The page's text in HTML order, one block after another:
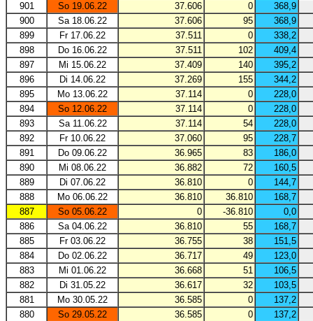
901
So 19.06.22 37.606 0
368,9
900
Sa 18.06.22 37.606 95
368,9
899
Fr 17.06.22 37.511 0
338,2
898
Do 16.06.22 37.511 102
409,4
897
Mi 15.06.22 37.409 140
395,2
896
Di 14.06.22 37.269 155
344,2
895
Mo 13.06.22 37.114 0
228,0
894
So 12.06.22 37.114 0
228,0
893
Sa 11.06.22 37.114 54
228,0
892
Fr 10.06.22 37.060 95
228,7
891
Do 09.06.22 36.965 83
186,0
890
Mi 08.06.22 36.882 72
160,5
889
Di 07.06.22 36.810 0
144,7
888
Mo 06.06.22 36.810 36.810
168,7
887
So 05.06.22 0 -36.810
0,0
886
Sa 04.06.22 36.810 55
168,7
885
Fr 03.06.22 36.755 38
151,5
884
Do 02.06.22 36.717 49
123,0
883
Mi 01.06.22 36.668 51
106,5
882
Di 31.05.22 36.617 32
103,5
881
Mo 30.05.22 36.585 0
137,2
880
So 29.05.22 36.585 0
137,2